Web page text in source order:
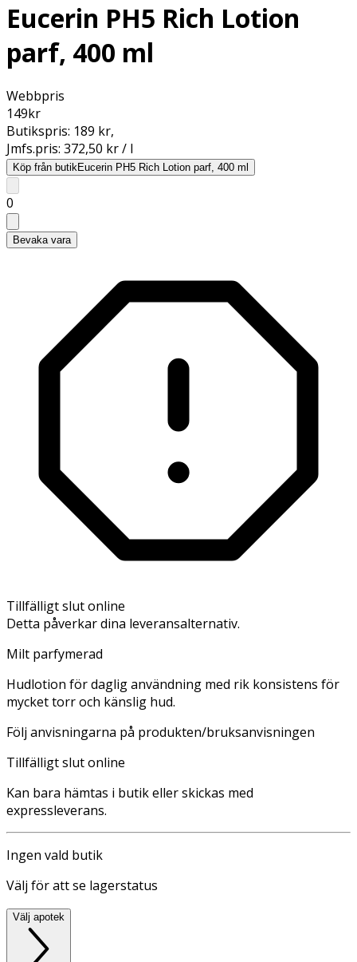
Eucerin PH5 Rich Lotion
parf, 400 ml
Webbpris
149kr
Butikspris: 189 kr,
Jmfs.pris: 372,50 kr / l
Köp från butikEucerin PH5 Rich Lotion parf, 400 ml
0
Bevaka vara
Tillfälligt slut online
Detta påverkar dina leveransalternativ.
Milt parfymerad
Hudlotion för daglig användning med rik konsistens för
mycket torr och känslig hud.
Följ anvisningarna på produkten/bruksanvisningen
Tillfälligt slut online
Kan bara hämtas i butik eller skickas med
expressleverans.
Ingen vald butik
Välj för att se lagerstatus
Välj apotek